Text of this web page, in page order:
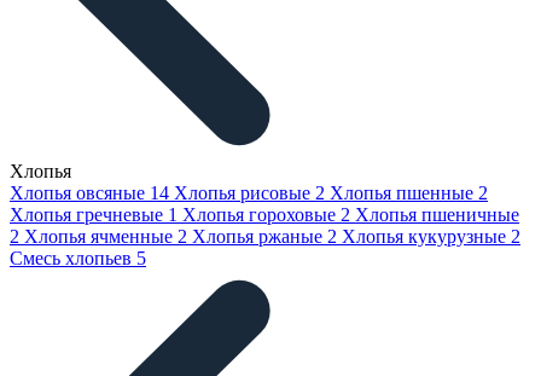
Хлопья
Хлопья овсяные 14 Хлопья рисовые 2 Хлопья пшенные 2
Хлопья гречневые 1 Хлопья гороховые 2 Хлопья пшеничные
2 Хлопья ячменные 2 Хлопья ржаные 2 Хлопья кукурузные 2
Смесь хлопьев 5